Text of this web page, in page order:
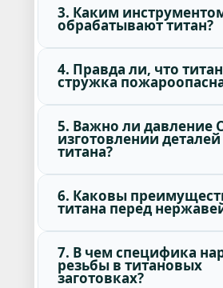
3. Каким
обрабатывают титан?
4. Правда ли, что
стружка
5. Важно ли давление
изготовлении деталей
титана?
6. Каковы
титана перед
7. В чем специфика
резьбы в титановых
заготовках?